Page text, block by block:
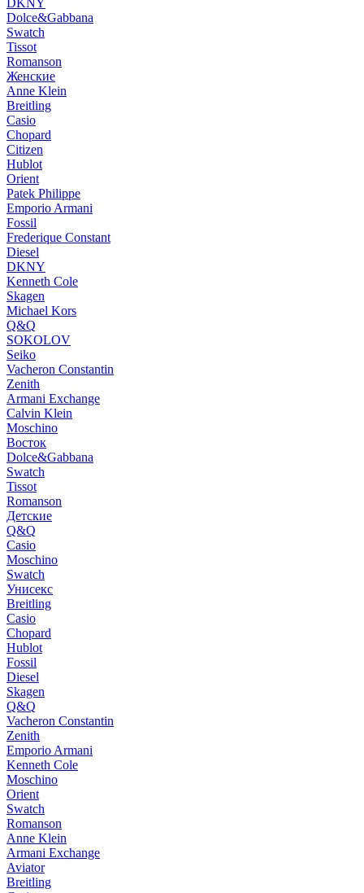
DKNY
Dolce&Gabbana
Swatch
Tissot
Romanson
Женские
Anne Klein
Breitling
Casio
Chopard
Citizen
Hublot
Orient
Patek Philippe
Emporio Armani
Fossil
Frederique Constant
Diesel
DKNY
Kenneth Cole
Skagen
Michael Kors
Q&Q
SOKOLOV
Seiko
Vacheron Constantin
Zenith
Armani Exchange
Calvin Klein
Moschino
Восток
Dolce&Gabbana
Swatch
Tissot
Romanson
Детские
Q&Q
Casio
Moschino
Swatch
Унисекс
Breitling
Casio
Chopard
Hublot
Fossil
Diesel
Skagen
Q&Q
Vacheron Constantin
Zenith
Emporio Armani
Kenneth Cole
Moschino
Orient
Swatch
Romanson
Anne Klein
Armani Exchange
Aviator
Breitling